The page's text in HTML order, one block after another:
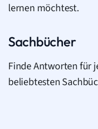
lernen möchtest.
Sachbücher
Finde Antworten für
beliebtesten